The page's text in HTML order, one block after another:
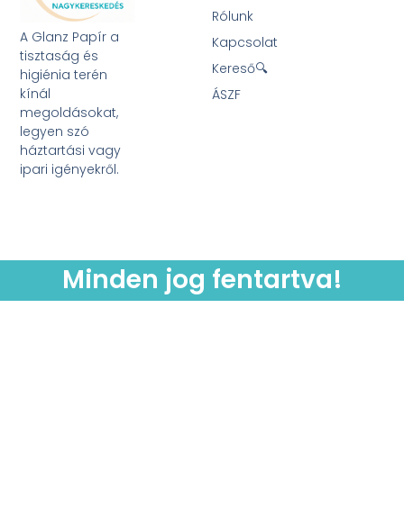
A Glanz Papír a
tisztaság és
higiénia terén
kínál
megoldásokat,
legyen szó
háztartási vagy
ipari igényekről.
Rólunk
Kapcsolat
Kereső🔍
ÁSZF
Minden jog fentartva!